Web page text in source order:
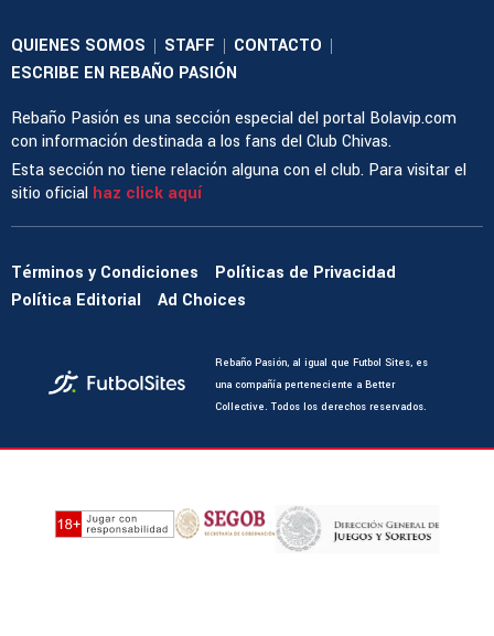
QUIENES SOMOS STAFF CONTACTO
ESCRIBE EN REBAÑO PASIÓN
Rebaño Pasión es una sección especial del portal Bolavip.com
con información destinada a los fans del Club Chivas.
Esta sección no tiene relación alguna con el club. Para visitar el
sitio oficial haz click aquí
Términos y Condiciones
Políticas de Privacidad
Política Editorial
Ad Choices
Rebaño Pasión, al igual que Futbol Sites, es
una compañía perteneciente a Better
Collective. Todos los derechos reservados.